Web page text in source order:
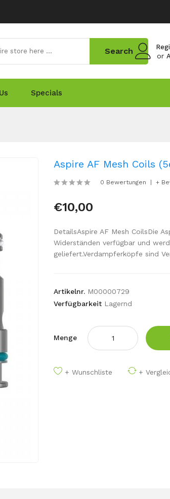
or
Search
Specials
Aspire AF Mesh Coils
0 Bewertungen +
€10,00
DetailsAspire AF Mesh CoilsDie
Widerständen verfügbar und
geliefert.Verdampferköpfe sind
Artikelnr. M00000729
Verfügbarkeit Lagernd
Menge
+ Wunschliste +